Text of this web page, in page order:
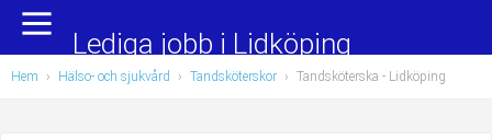
Yrkesområden
Administration, ekonomi, juridik
Populära jobb
Undersköterska, hemtjänst och äldreboende
Lediga jobb i Lidköping
Hem › Hälso- och sjukvård › Tandsköterskor › Tandsköterska - Lidköping